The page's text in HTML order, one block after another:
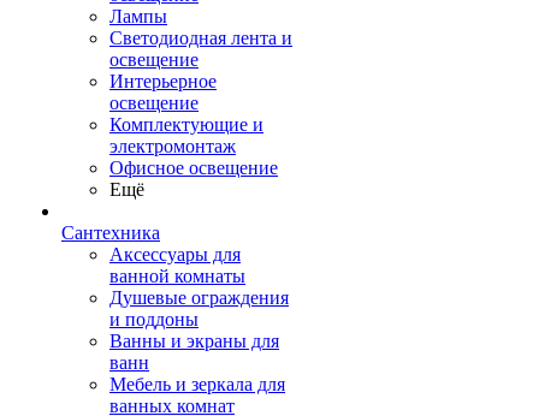
Лампы
Светодиодная лента и
освещение
Интерьерное
освещение
Комплектующие и
электромонтаж
Офисное освещение
Ещё
Сантехника
Аксессуары для
ванной комнаты
Душевые ограждения
и поддоны
Ванны и экраны для
ванн
Мебель и зеркала для
ванных комнат